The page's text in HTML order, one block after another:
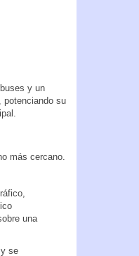
y un
potenciando su
más cercano.
una
se